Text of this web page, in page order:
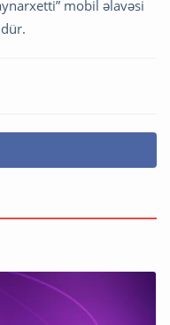
mobil əlavəsi